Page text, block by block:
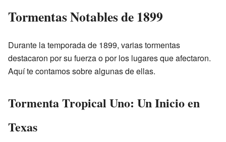
Tormentas Notables de 1899
Durante la temporada de 1899, varias tormentas
destacaron por su fuerza o por los lugares que afectaron.
Aquí te contamos sobre algunas de ellas.
Tormenta Tropical Uno: Un Inicio en
Texas